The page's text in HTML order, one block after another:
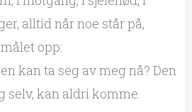
alltid når noe står på,
opp:
kan ta seg av meg nå? Den
selv, kan aldri komme